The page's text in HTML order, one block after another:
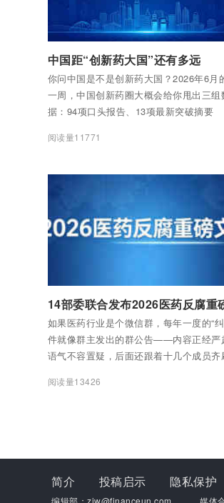
中国距“创新药大国”还有多远
你问中国是不是创新药大国？2026年6月
一周，中国创新药圈大概会给你甩出三组
据：94项口头报告、13项最新突破摘要
新药研究登上ASCO全体大会；2025年
全年对外授权交易总额突破1300亿美元
款70亿美元，稳坐全球创新药BD交易的头
阅读量11771
如果医药行业是个微信群，每年一度的“
件就像群主发出的群公告——内容正经严
语气不容置疑，后面还跟着十几个成员齐
阅读量13426
简介 投稿启示 隐私保护
编辑部：zjw@financeun.com 媒体